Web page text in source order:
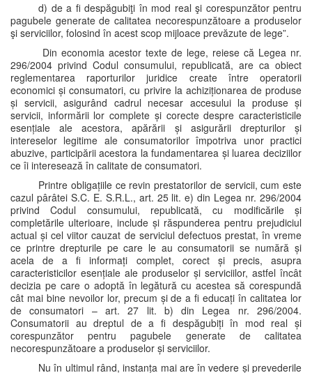
d) de a fi despăgubiţi în mod real şi corespunzător pentru
pagubele generate de calitatea necorespunzătoare a produselor
şi serviciilor, folosind în acest scop mijloace prevăzute de lege”.
Din economia acestor texte de lege, reiese că Legea nr.
296/2004 privind Codul consumului, republicată, are ca obiect
reglementarea raporturilor juridice create între operatorii
economici și consumatori, cu privire la achiziționarea de produse
și servicii, asigurând cadrul necesar accesului la produse și
servicii, informării lor complete și corecte despre caracteristicile
esențiale ale acestora, apărării și asigurării drepturilor și
intereselor legitime ale consumatorilor împotriva unor practici
abuzive, participării acestora la fundamentarea și luarea deciziilor
ce îi interesează în calitate de consumatori.
Printre obligațiile ce revin prestatorilor de servicii, cum este
cazul pârâtei S.C. E. S.R.L., art. 25 lit. e) din Legea nr. 296/2004
privind Codul consumului, republicată, cu modificările și
completările ulterioare, include și răspunderea pentru prejudiciul
actual și cel viitor cauzat de serviciul defectuos prestat, în vreme
ce printre drepturile pe care le au consumatorii se numără și
acela de a fi informați complet, corect și precis, asupra
caracteristicilor esențiale ale produselor și serviciilor, astfel încât
decizia pe care o adoptă în legătură cu acestea să corespundă
cât mai bine nevoilor lor, precum și de a fi educați în calitatea lor
de consumatori – art. 27 lit. b) din Legea nr. 296/2004.
Consumatorii au dreptul de a fi despăgubiți în mod real și
corespunzător pentru pagubele generate de calitatea
necorespunzătoare a produselor și serviciilor.
Nu în ultimul rând, instanța mai are în vedere și prevederile